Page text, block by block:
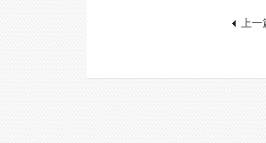
上一